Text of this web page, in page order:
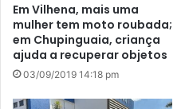
Em Vilhena, mais uma
mulher tem moto roubada;
em Chupinguaia, criança
ajuda a recuperar objetos
03/09/2019 14:18 pm